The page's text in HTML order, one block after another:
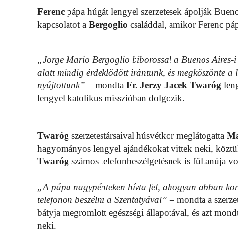
Ferenc pápa húgát lengyel szerzetesek ápolják
kapcsolatot a Bergoglio családdal, amikor Ferenc
„Jorge Mario Bergoglio bíborossal a Buenos
alatt mindig érdeklődött irántunk, és megköszönte a
nyújtottunk” – mondta Fr. Jerzy Jacek Twaróg
lengyel katolikus misszióban dolgozik.
Twaróg szerzetestársaival húsvétkor meglátogatta
hagyományos lengyel ajándékokat vittek neki,
Twaróg számos telefonbeszélgetésnek is fültanúja
„A pápa nagypénteken hívta fel, ahogyan abban
telefonon beszélni a Szentatyával” – mondta a
bátyja megromlott egészségi állapotával, és azt
neki.